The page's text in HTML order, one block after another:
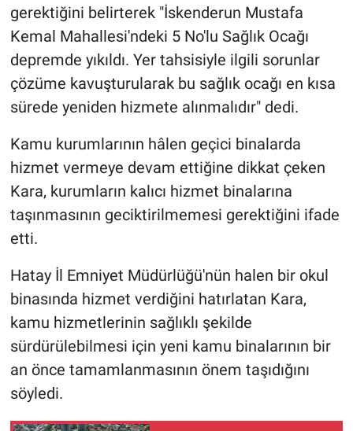
gerektiğini belirterek "İskenderun Mustafa
Kemal Mahallesi'ndeki 5 No'lu Sağlık Ocağı
depremde yıkıldı. Yer tahsisiyle ilgili sorunlar
çözüme kavuşturularak bu sağlık ocağı en kısa
sürede yeniden hizmete alınmalıdır" dedi.
Kamu kurumlarının hâlen geçici binalarda
hizmet vermeye devam ettiğine dikkat çeken
Kara, kurumların kalıcı hizmet binalarına
taşınmasının geciktirilmemesi gerektiğini ifade
etti.
Hatay İl Emniyet Müdürlüğü'nün halen bir okul
binasında hizmet verdiğini hatırlatan Kara,
kamu hizmetlerinin sağlıklı şekilde
sürdürülebilmesi için yeni kamu binalarının bir
an önce tamamlanmasının önem taşıdığını
söyledi.